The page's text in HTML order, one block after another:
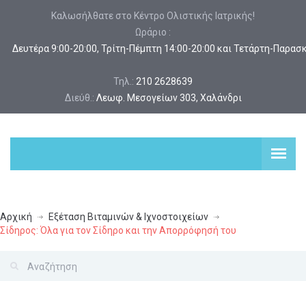
Καλωσήλθατε στο Κέντρο Ολιστικής Ιατρικής!
Ωράριο :
Δευτέρα 9:00-20:00, Τρίτη-Πέμπτη 14:00-20:00 και Τετάρτη-
Τηλ.: 210 2628639
Διεύθ.: Λεωφ. Μεσογείων 303, Χαλάνδρι
Αρχική
Εξέταση Βιταμινών & Ιχνοστοιχείων
Σίδηρος: Όλα για τον Σίδηρο και την Απορρόφησή του